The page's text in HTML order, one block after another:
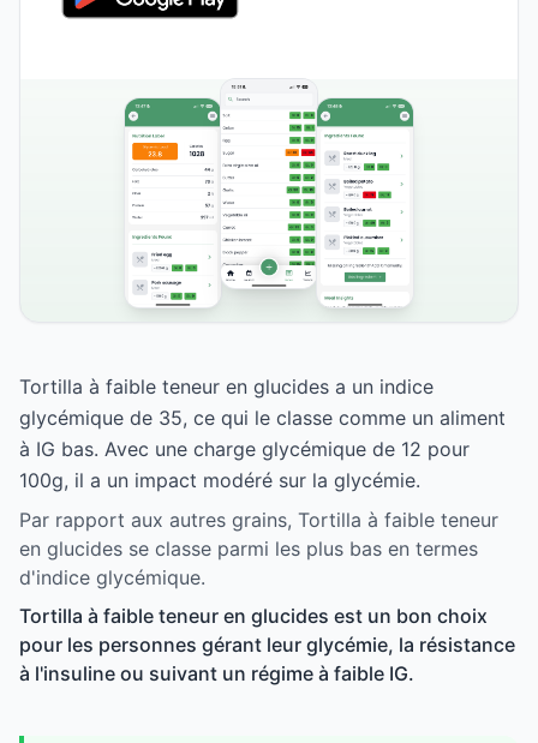
Tortilla à faible teneur en glucides a un indice
glycémique de 35, ce qui le classe comme un aliment
à IG bas. Avec une charge glycémique de 12 pour
100g, il a un impact modéré sur la glycémie.
Par rapport aux autres grains, Tortilla à faible teneur
en glucides se classe parmi les plus bas en termes
d'indice glycémique.
Tortilla à faible teneur en glucides est un bon choix
pour les personnes gérant leur glycémie, la résistance
à l'insuline ou suivant un régime à faible IG.